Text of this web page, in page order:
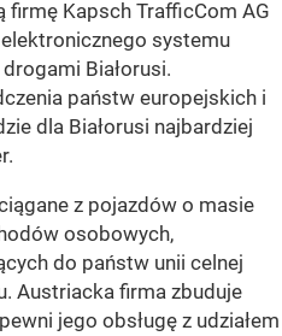
firmę Kapsch TrafficCom AG
systemu
Białorusi.
państw europejskich i
dla Białorusi najbardziej
z pojazdów o masie
osobowych,
do państw unii celnej
Austriacka firma zbuduje
jego obsługę z udziałem